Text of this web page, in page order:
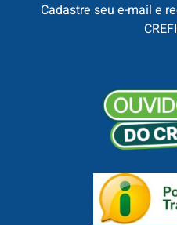
Cadastre seu e-mail e